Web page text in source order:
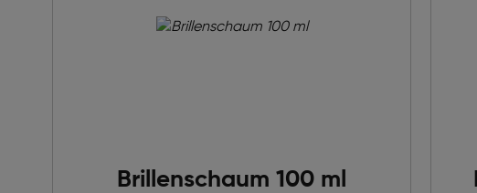
Brillenschaum 100 ml